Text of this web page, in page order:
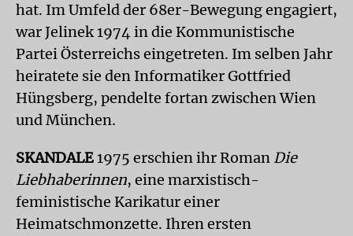
hat. Im Umfeld der 68er-Bewegung engagiert,
war Jelinek 1974 in die Kommunistische
Partei Österreichs eingetreten. Im selben Jahr
heiratete sie den Informatiker Gottfried
Hüngsberg, pendelte fortan zwischen Wien
und München.
SKANDALE1975 erschien ihr Roman Die
Liebhaberinnen, eine marxistisch-
feministische Karikatur einer
Heimatschmonzette. Ihren ersten